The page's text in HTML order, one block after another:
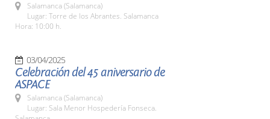
Salamanca (Salamanca)
Lugar: Torre de los Abrantes. Salamanca
Hora: 10:00 h.
03/04/2025
Celebración del 45 aniversario de
ASPACE
Salamanca (Salamanca)
Lugar: Sala Menor Hospedería Fonseca.